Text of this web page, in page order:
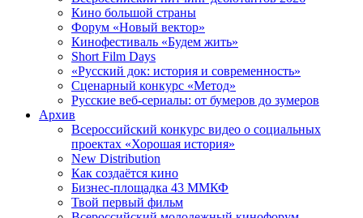
Кино большой страны
Форум «Новый вектор»
Кинофестиваль «Будем жить»
Short Film Days
«Русский док: история и современность»
Сценарный конкурс «Метод»
Русские веб-сериалы: от бумеров до зумеров
Архив
Всероссийский конкурс видео о социальных
проектах «Хорошая история»
New Distribution
Как создаётся кино
Бизнес-площадка 43 ММКФ
Твой первый фильм